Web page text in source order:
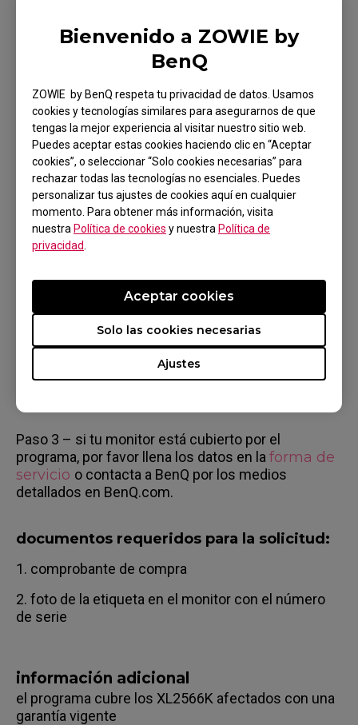
Bienvenido a ZOWIE by
BenQ
ZOWIE by BenQ respeta tu privacidad de datos. Usamos
cookies y tecnologías similares para asegurarnos de que
tengas la mejor experiencia al visitar nuestro sitio web.
Puedes aceptar estas cookies haciendo clic en “Aceptar
cookies”, o seleccionar “Solo cookies necesarias” para
rechazar todas las tecnologías no esenciales. Puedes
personalizar tus ajustes de cookies aquí en cualquier
momento. Para obtener más información, visita
nuestra Política de cookies y nuestra Política de
privacidad
Ajustes
Solo las cookies necesarias
Aceptar cookies
Paso 2 – ingresa el número de serie de 13 dígitos
en el campo de abajo para confirmar si está
cubierto por el programa.
Número de serie*
¿Cómo encontrar el número de serie de mi producto?
Preguntar
Paso 3 – si tu monitor está cubierto por el
programa, por favor llena los datos en la forma de
servicio o contacta a BenQ por los medios
detallados en BenQ.com.
documentos requeridos para la solicitud:
1. comprobante de compra
2. foto de la etiqueta en el monitor con el número
de serie
información adicional
el programa cubre los XL2566K afectados con una
garantía vigente